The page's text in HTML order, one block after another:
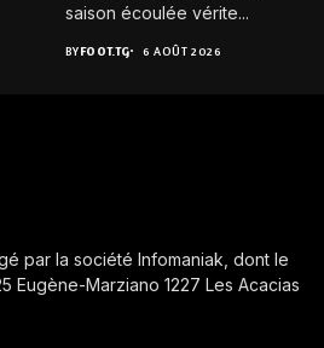
saison écoulée vérite...
BYFOOT.TG 6 AOÛT 2026
par la société Infomaniak, dont le
Eugène-Marziano 1227 Les Acacias